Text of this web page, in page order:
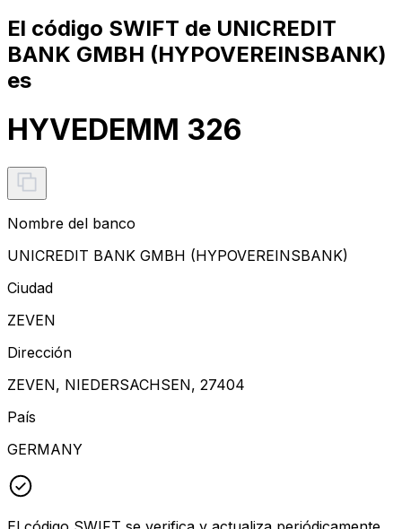
El código SWIFT de UNICREDIT
BANK GMBH (HYPOVEREINSBANK)
es
HYVEDEMM 326
Nombre del banco
UNICREDIT BANK GMBH (HYPOVEREINSBANK)
Ciudad
ZEVEN
Dirección
ZEVEN, NIEDERSACHSEN, 27404
País
GERMANY